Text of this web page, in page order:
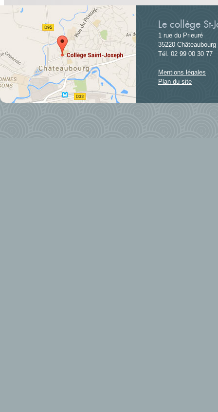
Le collège St-
1 rue du Prieuré
35220 Châteaubourg
Tél. 02 99 00 30 77
Mentions légales
Plan du site